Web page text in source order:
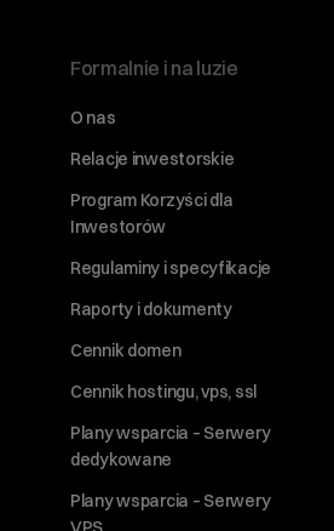
Formalnie i na luzie
O nas
Relacje inwestorskie
Program Korzyści dla
Inwestorów
Regulaminy i specyfikacje
Raporty i dokumenty
Cennik domen
Cennik hostingu, vps, ssl
Plany wsparcia – Serwery
dedykowane
Plany wsparcia – Serwery